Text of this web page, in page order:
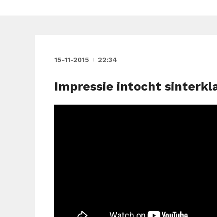
15-11-2015 22:34
Impressie intocht